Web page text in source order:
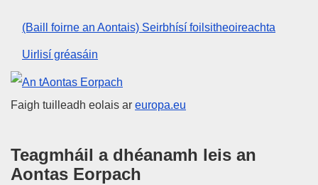
(Baill foirne an Aontais) Seirbhísí foilsitheoireachta
Uirlisí gréasáin
An tAontas Eorpach
Faigh tuilleadh eolais ar europa.eu
Teagmháil a dhéanamh leis an
Aontas Eorpach